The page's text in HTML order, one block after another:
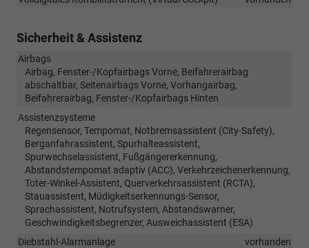
Sicherheit & Assistenz
Airbags
Airbag, Fenster-/Kopfairbags Vorne, Beifahrerairbag
abschaltbar, Seitenairbags Vorne, Vorhangairbag,
Beifahrerairbag, Fenster-/Kopfairbags Hinten
Assistenzsysteme
Regensensor, Tempomat, Notbremsassistent (City-Safety),
Berganfahrassistent, Spurhalteassistent,
Spurwechselassistent, Fußgängererkennung,
Abstandstempomat adaptiv (ACC), Verkehrzeichenerkennung,
Toter-Winkel-Assistent, Querverkehrsassistent (RCTA),
Stauassistent, Müdigkeitserkennungs-Sensor,
Sprachassistent, Notrufsystem, Abstandswarner,
Geschwindigkeitsbegrenzer, Ausweichassistent (ESA)
Diebstahl-Alarmanlage
vorhanden